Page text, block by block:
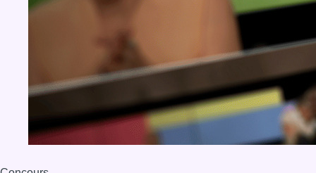
Aucun concours pour le moment